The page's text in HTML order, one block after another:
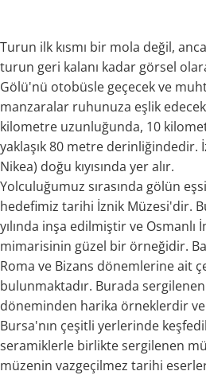
Turun ilk kısmı bir mola değil,
turun geri kalanı kadar görsel
Gölü'nü otobüsle geçecek ve
manzaralar ruhunuza eşlik
kilometre uzunluğunda, 10
yaklaşık 80 metre derinliğindedir.
Nikea) doğu kıyısında yer alır.
Yolculuğumuz sırasında gölün
hedefimiz tarihi İznik Müzesi'dir.
yılında inşa edilmiştir ve
mimarisinin güzel bir örneğidir.
Roma ve Bizans dönemlerine ait
bulunmaktadır. Burada
döneminden harika örneklerdir ve
Bursa'nın çeşitli yerlerinde
seramiklerle birlikte sergilenen
müzenin vazgeçilmez tarihi